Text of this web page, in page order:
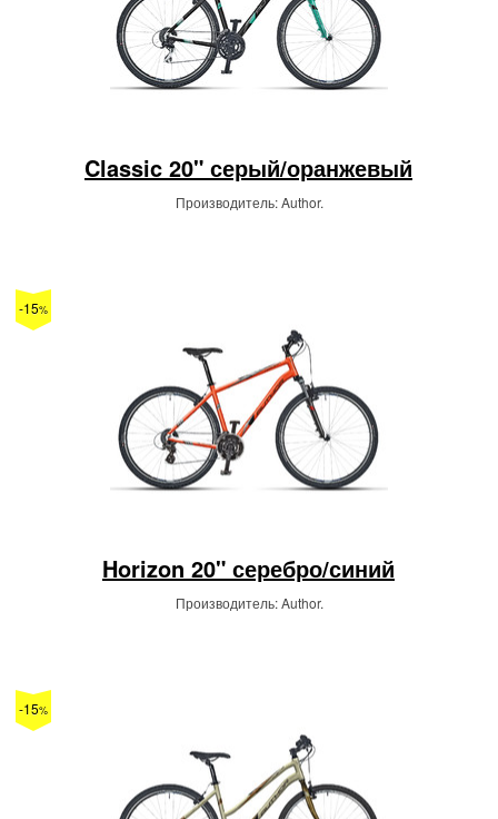
Classic 20" серый/оранжевый
Производитель: Author.
-15%
Horizon 20" серебро/синий
Производитель: Author.
-15%